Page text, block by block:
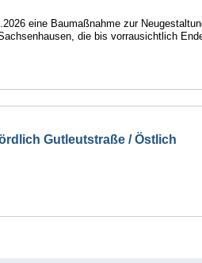
eine Baumaßnahme zur
die bis vorrausichtlich
Gutleutstraße / Östlich